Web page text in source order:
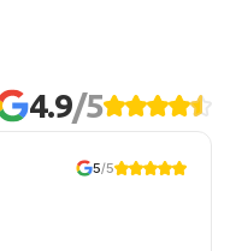
4.9/5
5/5